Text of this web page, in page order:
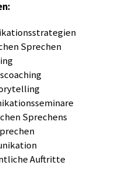
Sprechen
Sprechens
Auftritte